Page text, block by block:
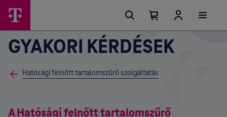
lehetőségek
Kosárban
található
elemek
száma
Kosár
GYAKORI KÉRDÉSEK
Hatósági felnőtt tartalomszűrő szolgáltatás
A Hatósági felnőtt tartalomszűrő